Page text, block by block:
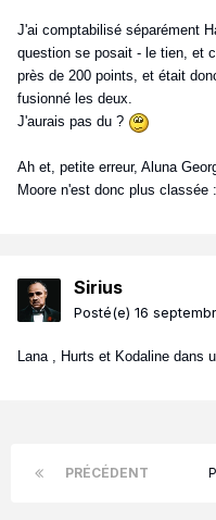
J'ai comptabilisé séparément
question se posait - le tien, et
près de 200 points, et était
fusionné les deux.
J'aurais pas du ?
Ah et, petite erreur, Aluna
Moore n'est donc plus classée
Sirius
Posté(e) 16
Lana , Hurts et Kodaline dans
PRÉCÉDENT